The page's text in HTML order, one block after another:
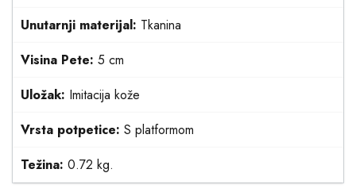
Unutarnji materijal: Tkanina
Visina Pete: 5 cm
Uložak: Imitacija kože
Vrsta potpetice: S platformom
Težina: 0.72 kg.